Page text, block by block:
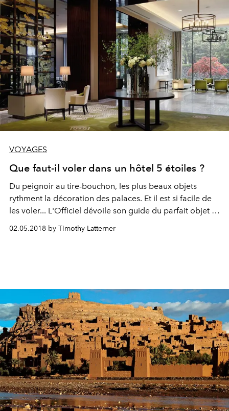
VOYAGES
Que faut-il voler dans un hôtel 5 étoiles ?
Du peignoir au tire-bouchon, les plus beaux objets
rythment la décoration des palaces. Et il est si facile de
les voler... L'Officiel dévoile son guide du parfait objet à
dérober en fonction du palace dans lequel on se trouve.
02.05.2018 by Timothy Latterner